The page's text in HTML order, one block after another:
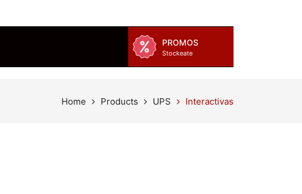
PROMOS
Stockeate
Home Products UPS Interactivas